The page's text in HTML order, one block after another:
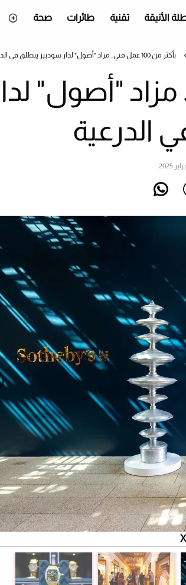
الأنيقة تقنية طائرات صحة
بأكثر من 100 عمل فني.. مزاد "أصول" لدار سوذبيز ينطلق في الدرعية
فني.. مزاد "أصول"
الدرعية